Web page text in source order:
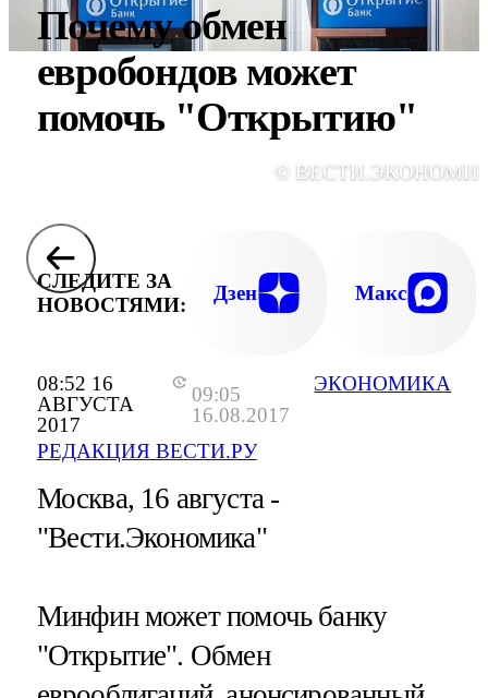
08:52 16
АВГУСТА
2017
09:05
16.08.2017
РЕДАКЦИЯ ВЕСТИ.РУ
ЭКОНОМИКА
Почему обмен
евробондов может
помочь "Открытию"
©
СЛЕДИТЕ ЗА
НОВОСТЯМИ:
Дзен Макс
Москва, 16 августа -
"Вести.Экономика"
Минфин может помочь банку
"Открытие". Обмен